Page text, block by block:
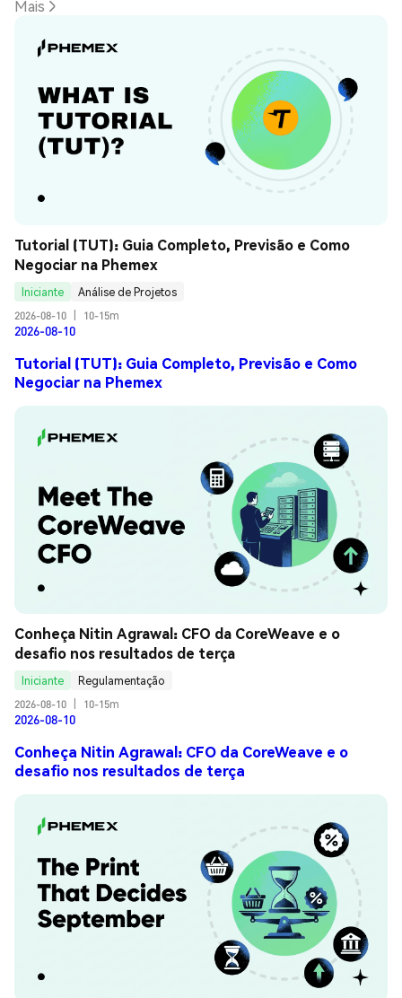
Mais
Tutorial (TUT): Guia Completo, Previsão e Como
Negociar na Phemex
Iniciante
Análise de Projetos
2026-08-10
10-15m
2026-08-10
Tutorial (TUT): Guia Completo, Previsão e Como
Negociar na Phemex
Conheça Nitin Agrawal: CFO da CoreWeave e o
desafio nos resultados de terça
Iniciante
Regulamentação
2026-08-10
10-15m
2026-08-10
Conheça Nitin Agrawal: CFO da CoreWeave e o
desafio nos resultados de terça